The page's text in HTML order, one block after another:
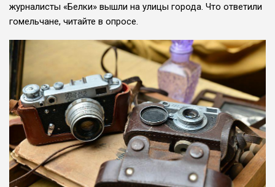
журналисты «Белки» вышли на улицы города. Что ответили
гомельчане, читайте в опросе.